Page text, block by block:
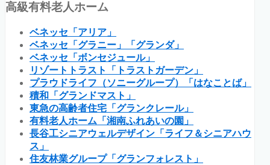
高級有料老人ホーム
ベネッセ「アリア」
ベネッセ「グラニー」「グランダ」
ベネッセ「ボンセジュール」
リゾートトラスト「トラストガーデン」
プラウドライフ（ソニーグループ）「はなことば」
積和「グランドマスト」
東急の高齢者住宅「グランクレール」
有料老人ホーム「湘南ふれあいの園」
長谷工シニアウェルデザイン「ライフ＆シニアハウ
ス」
住友林業グループ「グランフォレスト」